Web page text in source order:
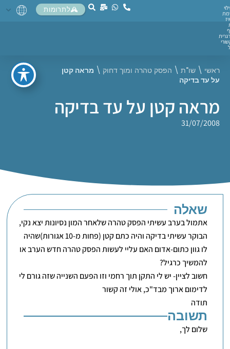
לתרומות
ראשי \ שו"ת \ הפסק טהרה ומוך דחוק \ מראה קטן
על עד בדיקה
מראה קטן על עד בדיקה
31/07/2008
שאלה
אתמול בערב עשיתי הפסק טהרה שלאחר המון נסיונות יצא נקי,
הבוקר עשיתי בדיקה והיה כתם קטן (פחות מ-10 אגורות)שהיה
לו גוון כתום-אדום האם עליי לעשות הפסק טהרה חדש הערב או
להמשיך כרגיל?
חשוב לציין- יש לי התקן תוך רחמי וזו הפעם השנייה שזה גורם לי
לדימום ארוך מבד"כ, אולי זה קשור
תודה
תשובה
שלום לך,